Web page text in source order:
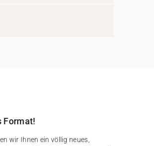
Format!
wir Ihnen ein völlig neues,